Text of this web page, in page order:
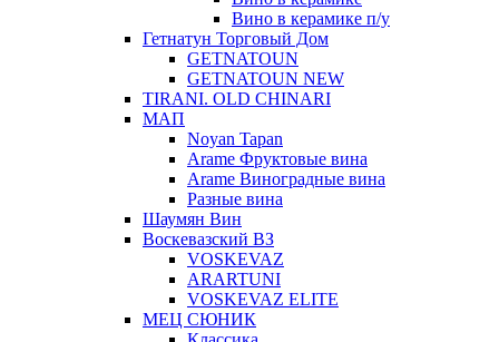
Вино в керамике п/у
Гетнатун Торговый Дом
GETNATOUN
GETNATOUN NEW
TIRANI. OLD CHINARI
МАП
Noyan Tapan
Arame Фруктовые вина
Arame Виноградные вина
Разные вина
Шаумян Вин
Воскевазский ВЗ
VOSKEVAZ
ARARTUNI
VOSKEVAZ ELITE
МЕЦ СЮНИК